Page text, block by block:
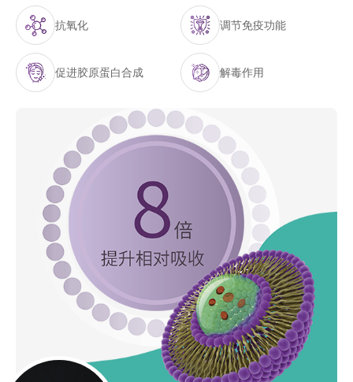
抗氧化 调节免疫功能
促进胶原蛋白合成 解毒作用